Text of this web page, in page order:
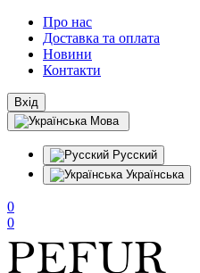
Про нас
Доставка та оплата
Новини
Контакти
Вхід
Мова
Русский
Українська
0
0